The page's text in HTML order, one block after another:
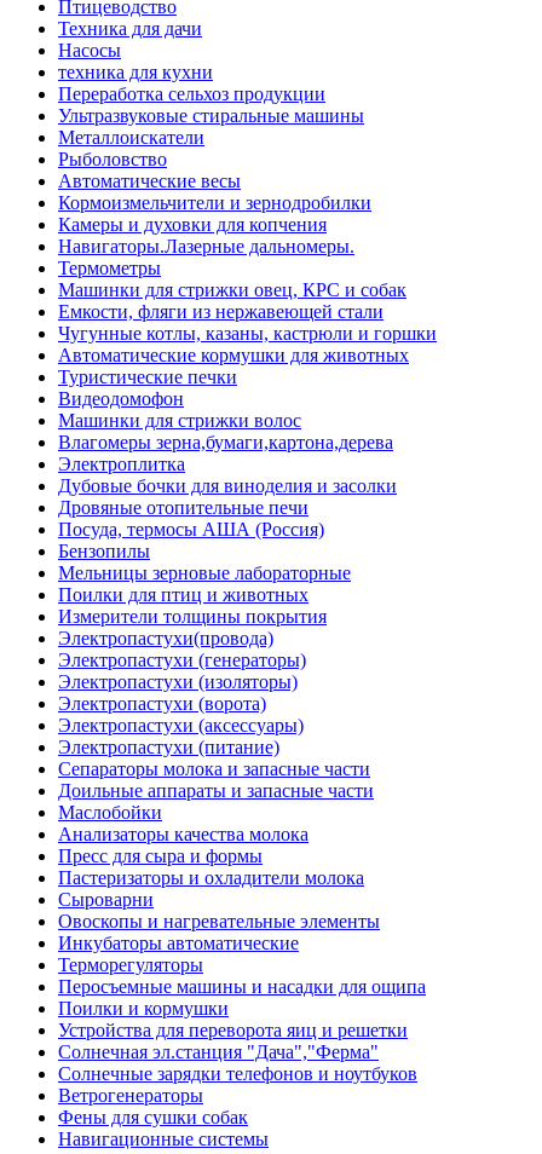
Птицеводство
Техника для дачи
Насосы
техника для кухни
Переработка сельхоз продукции
Ультразвуковые стиральные машины
Металлоискатели
Рыболовство
Автоматические весы
Кормоизмельчители и зернодробилки
Камеры и духовки для копчения
Навигаторы.Лазерные дальномеры.
Термометры
Машинки для стрижки овец, КРС и собак
Емкости, фляги из нержавеющей стали
Чугунные котлы, казаны, кастрюли и горшки
Автоматические кормушки для животных
Туристические печки
Видеодомофон
Машинки для стрижки волос
Влагомеры зерна,бумаги,картона,дерева
Электроплитка
Дубовые бочки для виноделия и засолки
Дровяные отопительные печи
Посуда, термосы АША (Россия)
Бензопилы
Мельницы зерновые лабораторные
Поилки для птиц и животных
Измерители толщины покрытия
Электропастухи(провода)
Электропастухи (генераторы)
Электропастухи (изоляторы)
Электропастухи (ворота)
Электропастухи (аксессуары)
Электропастухи (питание)
Сепараторы молока и запасные части
Доильные аппараты и запасные части
Маслобойки
Анализаторы качества молока
Пресс для сыра и формы
Пастеризаторы и охладители молока
Сыроварни
Овоскопы и нагревательные элементы
Инкубаторы автоматические
Терморегуляторы
Перосъемные машины и насадки для ощипа
Поилки и кормушки
Устройства для переворота яиц и решетки
Солнечная эл.станция "Дача","Ферма"
Солнечные зарядки телефонов и ноутбуков
Ветрогенераторы
Фены для сушки собак
Навигационные системы